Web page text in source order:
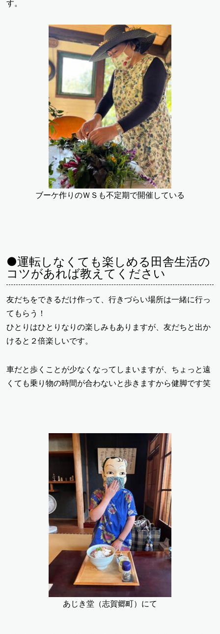
す。
ブーケ作りのＷＳも不定期で開催している
●運転しなくても楽しめる田舎生活の
コツがあれば教えてください
友だちをできるだけ作って、行きづらい場所は一緒に行っ
てもらう！
ひとりはひとりなりの楽しみもありますが、友だちと出か
けると２倍楽しいです。
車だと歩くことが少なくなってしまいますが、ちょっと遠
くても乗り物の時間が合わないと歩きますから健脚です笑
あじき堂（志賀郷町）にて